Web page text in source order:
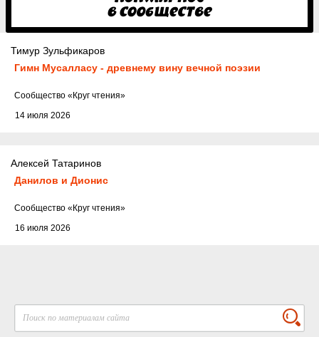
Тимур Зульфикаров
Гимн Мусалласу - древнему вину вечной поэзии
14 июля 2026
Cообщество «Круг чтения»
Алексей Татаринов
Данилов и Дионис
16 июля 2026
Cообщество «Круг чтения»